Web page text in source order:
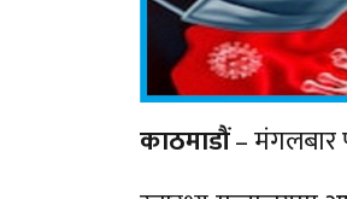
काठमाडौं– मंगलबार